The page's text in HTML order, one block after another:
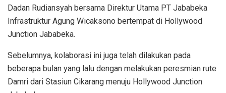
Dadan Rudiansyah bersama Direktur Utama PT Jababeka
Infrastruktur Agung Wicaksono bertempat di Hollywood
Junction Jababeka.
Sebelumnya, kolaborasi ini juga telah dilakukan pada
beberapa bulan yang lalu dengan melakukan peresmian rute
Damri dari Stasiun Cikarang menuju Hollywood Junction